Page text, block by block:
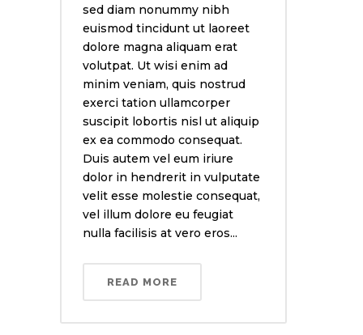
sed diam nonummy nibh
euismod tincidunt ut laoreet
dolore magna aliquam erat
volutpat. Ut wisi enim ad
minim veniam, quis nostrud
exerci tation ullamcorper
suscipit lobortis nisl ut aliquip
ex ea commodo consequat.
Duis autem vel eum iriure
dolor in hendrerit in vulputate
velit esse molestie consequat,
vel illum dolore eu feugiat
nulla facilisis at vero eros...
READ MORE